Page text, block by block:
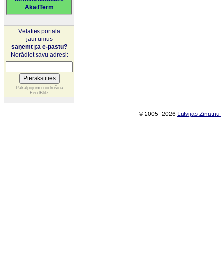
AkadTerm
Vēlaties portāla
jaunumus
saņemt pa e-pastu?
Norādiet savu adresi:
Pakalpojumu nodrošina
FeedBlitz
© 2005–2026 Latvijas